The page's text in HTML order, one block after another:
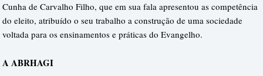
Cunha de Carvalho Filho, que em sua fala apresentou as competência
do eleito, atribuído o seu trabalho a construção de uma sociedade
voltada para os ensinamentos e práticas do Evangelho.
A ABRHAGI